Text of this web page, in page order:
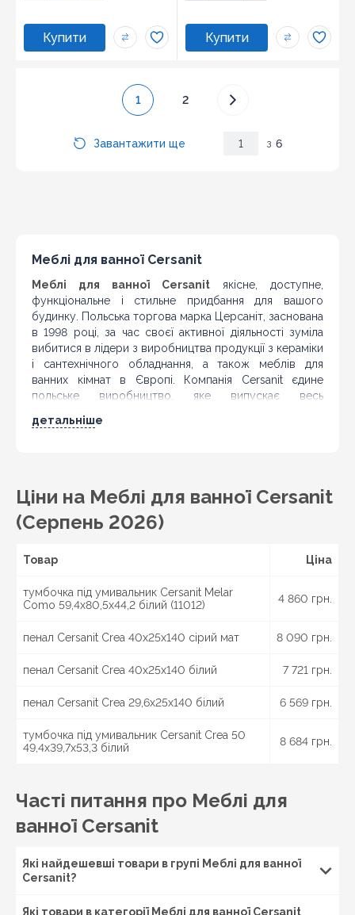
Завантажити ще
1 2
1 з 6
Меблі для ванної Cersanit
Меблі для ванної Cersanit якісне, доступне,
функціональне і стильне придбання для вашого
будинку. Польська торгова марка Церсаніт, заснована
в 1998 році, за час своєї активної діяльності зуміла
вибитися в лідери з виробництва продукції з кераміки
і сантехнічного обладнання, а також меблів для
ванних кімнат в Європі. Компанія Cersanit єдине
польське виробництво, яке випускає весь
плитки та санітарного фаянсу до меблів у ванну і
Серед покупців вироби торгової марки " Церсаніт
відрізняються високим попитом і позитивною
репутацією. З самого початку компанія невпинно
досі продовжує цю традицію. Наприклад, Cersanit
років минулого століття представив тумби під
раковину. Сьогодні продукція цієї фірми – це
рішень, що відповідає конкретним запитам клієнтів і є
приміщень.
бренду:
стабільно висока якість сировини і рівня
виконання робіт;
один з обов'язкових етапів виробництва –
обробка спеціальними складами проти бактерій і
грибка, що виключає можливість появи і
розмноження різноманітних мікроорганізмів в
шафи, пенали, розміщуються на підлозі, оснащені
ніжками, які захищають вироби від вологи, що
потрапляє на підлогу;
хай-тека до нестаріючої класики, щорічне
детальніше
Ціни на Меблі для ванної Cersanit
(Серпень 2026)
Товар Ціна
тумбочка під умивальник Cersanit Melar
Como 59,4x80,5x44,2 білий (11012)
4 860 грн.
пенал Cersanit Crea 40x25x140 сірий мат 8 090 грн.
пенал Cersanit Crea 40x25x140 білий 7 721 грн.
пенал Cersanit Crea 29,6x25x140 білий 6 569 грн.
тумбочка під умивальник Cersanit Crea 50
49,4x39,7x53,3 білий
8 684 грн.
Часті питання про Меблі для
ванної Cersanit
Які найдешевші товари в групі Меблі для ванної
Cersanit?
Які товари в категорії Меблі для ванної Cersanit